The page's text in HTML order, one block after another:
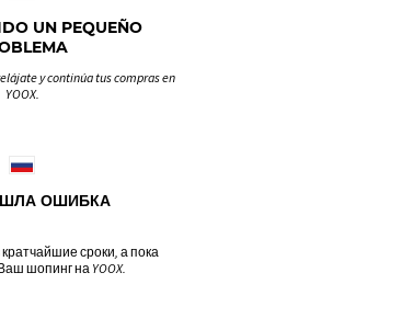
UN PEQUEÑO
y continúa tus compras en
YOOX.
ОШИБКА
сроки, а пока
шопинг на YOOX.